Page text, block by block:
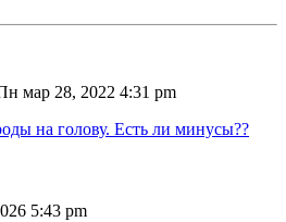
мар 28, 2022 4:31 pm
на голову. Есть ли минусы??
5:43 pm